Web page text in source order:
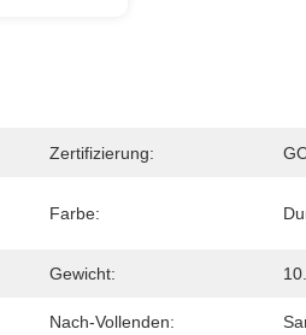
Zertifizierung:
Farbe:
Gewicht:
Nach-Vollenden: